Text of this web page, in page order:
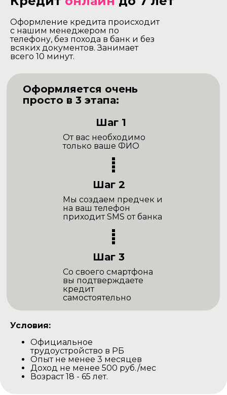
Оформляется очень
просто в 3 этапа:
Шаг 1
От вас необходимо
только ваше ФИО
Шаг 2
Мы создаем предчек и
на ваш телефон
приходит SMS от банка
Шаг 3
Со своего смартфона
вы подтверждаете
кредит
самостоятельно
Оформление кредита происходит
с нашим менеджером по
телефону, без похода в банк и без
всяких документов. Занимает
всего 10 минут.
Условия:
Официальное
трудоустройство в РБ
Опыт не менее 3 месяцев
Доход не менее 500 руб./мес
Возраст 18 - 65 лет.